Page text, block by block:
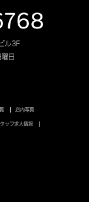
ル3F
曜日
店内写真
タッフ求人情報